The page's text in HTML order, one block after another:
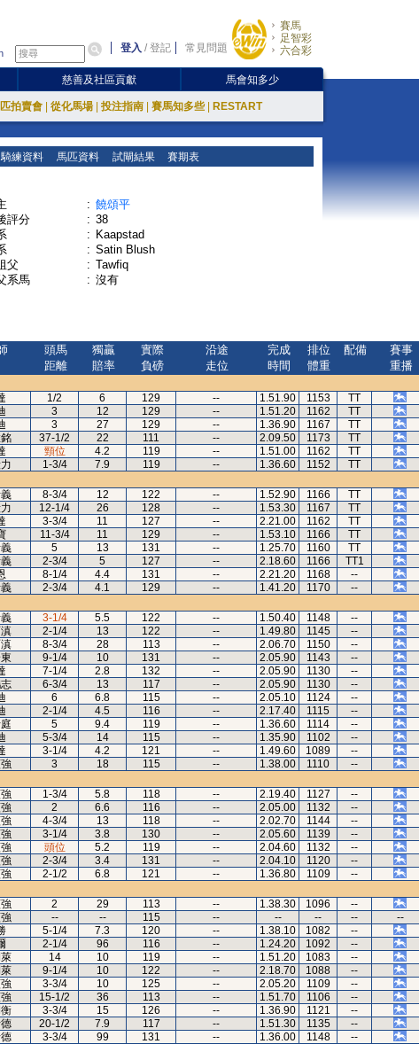
登入 /登記 常見問題
賽馬
足智彩
六合彩
慈善及社區貢獻 馬會知多少
拍賣會 從化馬場 投注指南 賽馬知多些 RESTART
騎練資料 馬匹資料 試閘結果 賽期表
: 饒頌平
評分
: 38
: Kaapstad
: Satin Blush
父
: Tawfiq
系馬
: 沒有
頭馬
距離
獨贏
賠率
實際
負磅
沿途
走位
完成
時間
排位
體重
配備
賽事
重播
1/2 6 129 -- 1.51.90 1153
TT
3 12 129 -- 1.51.20 1162
TT
3 27 129 -- 1.36.90 1167
TT
37-1/2 22 111 -- 2.09.50 1173
TT
頸位 4.2 119 -- 1.51.00 1162
TT
1-3/4 7.9 119 -- 1.36.60 1152
TT
8-3/4 12 122 -- 1.52.90 1166
TT
12-1/4 26 128 -- 1.53.30 1167
TT
3-3/4 11 127 -- 2.21.00 1162
TT
11-3/4 11 129 -- 1.53.10 1166
TT
5 13 131 -- 1.25.70 1160
TT
2-3/4 5 127 -- 2.18.60 1166
TT1
8-1/4 4.4 131 -- 2.21.20 1168
--
2-3/4 4.1 129 -- 1.41.20 1170
--
3-1/4 5.5 122 -- 1.50.40 1148
--
2-1/4 13 122 -- 1.49.80 1145
--
8-3/4 28 113 -- 2.06.70 1150
--
9-1/4 10 131 -- 2.05.90 1143
--
7-1/4 2.8 132 -- 2.05.90 1130
--
6-3/4 13 117 -- 2.05.90 1130
--
6 6.8 115 -- 2.05.10 1124
--
2-1/4 4.5 116 -- 2.17.40 1115
--
5 9.4 119 -- 1.36.60 1114
--
5-3/4 14 115 -- 1.35.90 1102
--
3-1/4 4.2 121 -- 1.49.60 1089
--
3 18 115 -- 1.38.00 1110
--
1-3/4 5.8 118 -- 2.19.40 1127
--
2 6.6 116 -- 2.05.00 1132
--
4-3/4 13 118 -- 2.02.70 1144
--
3-1/4 3.8 130 -- 2.05.60 1139
--
頭位 5.2 119 -- 2.04.60 1132
--
2-3/4 3.4 131 -- 2.04.10 1120
--
2-1/2 6.8 121 -- 1.36.80 1109
--
2 29 113 -- 1.38.30 1096
--
-- -- 115 -- -- -- --
--
5-1/4 7.3 120 -- 1.38.10 1082
--
2-1/4 96 116 -- 1.24.20 1092
--
14 10 119 -- 1.51.20 1083
--
9-1/4 10 122 -- 2.18.70 1088
--
3-3/4 10 125 -- 2.05.20 1109
--
15-1/2 36 113 -- 1.51.70 1106
--
3-3/4 15 126 -- 1.36.90 1121
--
20-1/2 7.9 117 -- 1.51.30 1135
--
3-3/4 99 131 -- 1.36.00 1148 --